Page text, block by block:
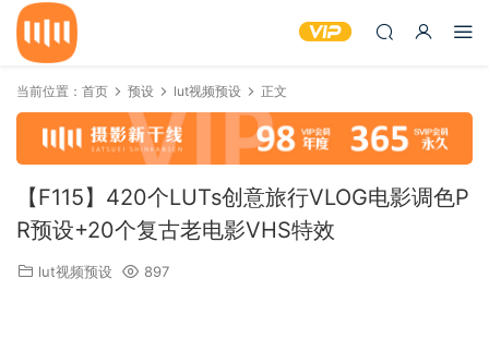
当前位置： 首页 预设 lut视频预设 正文
【F115】420个LUTs创意旅行VLOG电影调色P
R预设+20个复古老电影VHS特效
lut视频预设 897